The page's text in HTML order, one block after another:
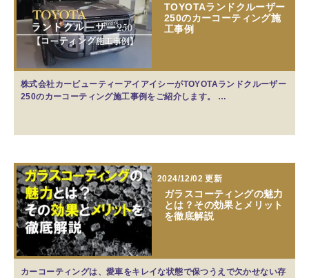
TOYOTAランドクルーザー
250のカーコーティング施
工事例
株式会社カービューティーアイアイシーがTOYOTAランドクルーザー
250のカーコーティング施工事例をご紹介します。 …
2024/12/02 更新
ガラスコーティングの魅力
とは？その効果とメリット
を徹底解説
カーコーティングは、愛車をキレイな状態で保つうえで欠かせない存